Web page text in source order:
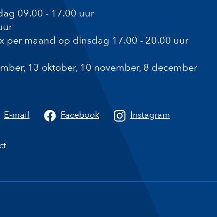
09.00 - 17.00 uur
per maand op dinsdag 17.00 - 20.00 uur
13 oktober, 10 november, 8 december
E-mail Facebook Instagram